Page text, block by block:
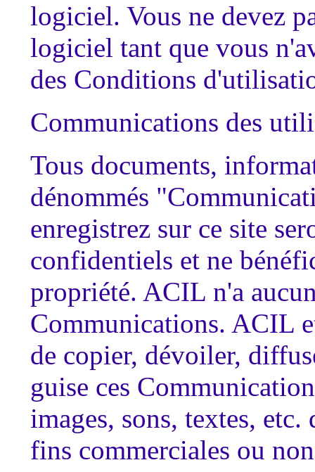
logiciel. Vous ne devez
logiciel tant que vous
des Conditions
Communications des
Tous documents,
dénommés
enregistrez sur ce site
confidentiels et ne
propriété. ACIL n'a
Communications. ACIL
de copier, dévoiler,
guise ces
images, sons, textes,
fins commerciales ou